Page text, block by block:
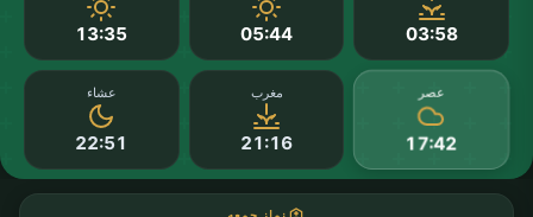
03:58
05:44
13:35
عصر
17:42
مغرب
21:16
عشاء
22:51